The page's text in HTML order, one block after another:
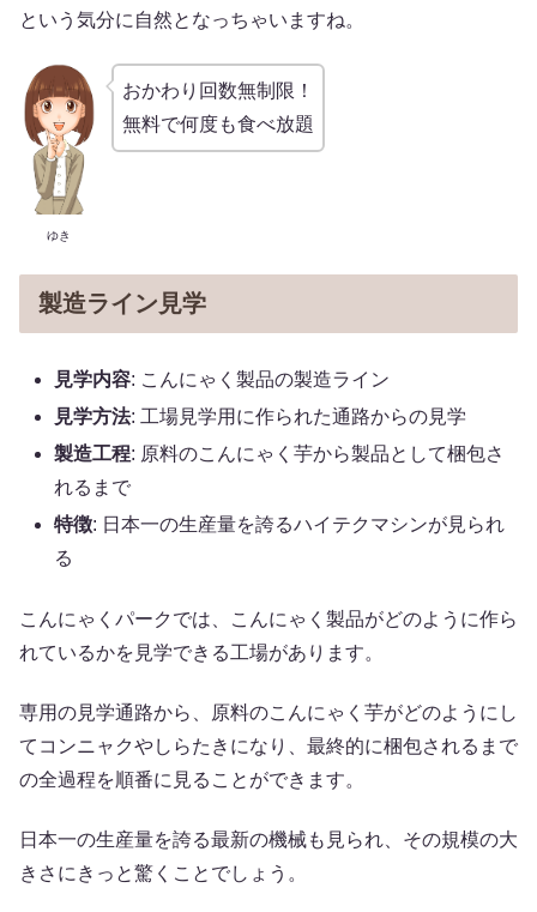
という気分に自然となっちゃいますね。
ゆき
おかわり回数無制限！
無料で何度も食べ放題
製造ライン見学
見学内容: こんにゃく製品の製造ライン
見学方法: 工場見学用に作られた通路からの見学
製造工程: 原料のこんにゃく芋から製品として梱包さ
れるまで
特徴: 日本一の生産量を誇るハイテクマシンが見られ
る
こんにゃくパークでは、こんにゃく製品がどのように作ら
れているかを見学できる工場があります。
専用の見学通路から、原料のこんにゃく芋がどのようにし
てコンニャクやしらたきになり、最終的に梱包されるまで
の全過程を順番に見ることができます。
日本一の生産量を誇る最新の機械も見られ、その規模の大
きさにきっと驚くことでしょう。